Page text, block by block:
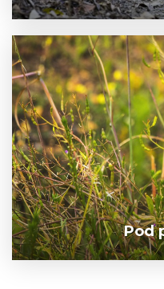
Pod